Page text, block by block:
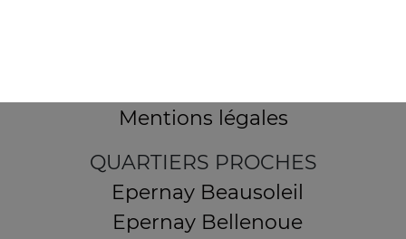
Mentions légales
QUARTIERS PROCHES
Epernay Beausoleil
Epernay Bellenoue